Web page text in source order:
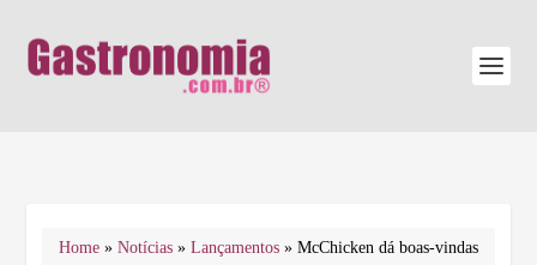
Home » Notícias » Lançamentos » McChicken dá boas-vindas